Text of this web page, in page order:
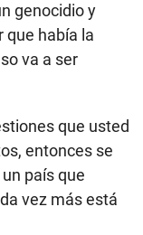
genocidio y
que había la
va a ser
que usted
entonces se
país que
vez más está